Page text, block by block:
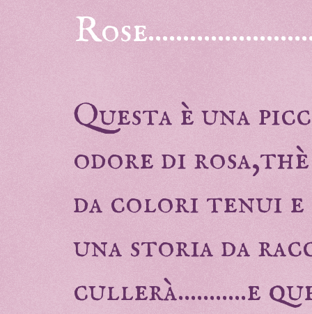
Questa è una
odore di
da colori tenui
una storia da
cullerà...........e